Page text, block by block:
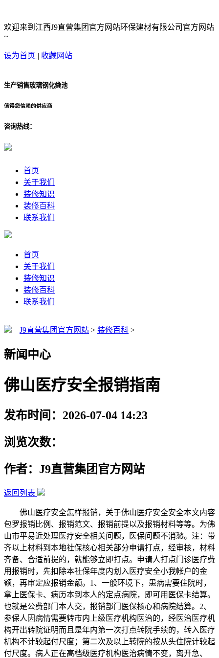
欢迎来到江西J9直营集团官方网站环保建材有限公司官方网站
~
设为首页 | 收藏网站
生产销售玻璃钢化粪池
值得您信赖的供应商
咨询热线：
首页
关于我们
装修知识
装修百科
联系我们
首页
关于我们
装修知识
装修百科
联系我们
J9直营集团官方网站 > 装修百科 >
新闻中心
佛山医疗安全报销指南
发布时间：2026-07-04 14:23
浏览次数：
作者：J9直营集团官方网站
返回列表
佛山医疗安全怎样报销，关于佛山医疗安全安全本文内容
包罗报销比例、报销范文、报销前提以及报销材料等等。为佛
山市平易近处理医疗安全相关问题，医保问题不消愁。注：带
齐以上材料到本地社保核心相关部分申请打点，经审核，材料
齐备、合适前提的，就能够立即打点。申请人打点门诊医疗费
用报销时，先扣除本社保年度内划入医疗安全小我帐户的金
额，再审定应报销金额。1、一般环境下，患病需要住院时，
拿上医保卡、病历本到本人的定点病院，即可用医保卡结算。
也就是公费部门本人交，报销部门医保核心和病院结算。2、
参保人因病情需要转市内上级医疗机构医治的，经医治医疗机
构开出转院证明而且是年内第一次打点转院手续的，转入医疗
机构不计较起付尺度；第二次及以上转院的按从头住院计较起
付尺度。病人正在高档级医疗机构医治病情不变，离开急、